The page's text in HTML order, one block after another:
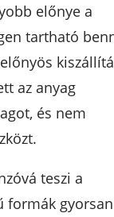
előnye a
tartható
az anyag
és nem
teszi a
formák gyorsan